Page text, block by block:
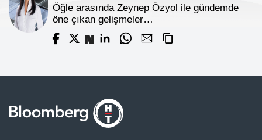
Öğle arasında Zeynep Özyol ile gündemde
öne çıkan gelişmeler…